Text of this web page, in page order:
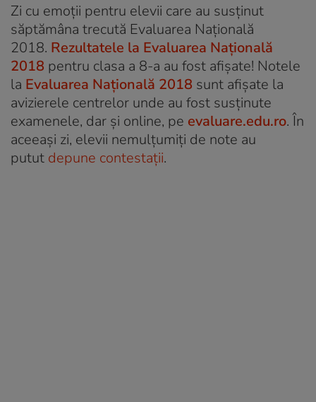
Zi cu emoții pentru elevii care au susținut
săptămâna trecută Evaluarea Națională
2018. Rezultatele la Evaluarea Națională
2018 pentru clasa a 8-a au fost afișate! Notele
la Evaluarea Națională 2018 sunt afișate la
avizierele centrelor unde au fost susținute
examenele, dar și online, pe evaluare.edu.ro. În
aceeași zi, elevii nemulțumiți de note au
putut depune contestații.